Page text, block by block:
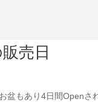
売日
盆もあり4日間Open